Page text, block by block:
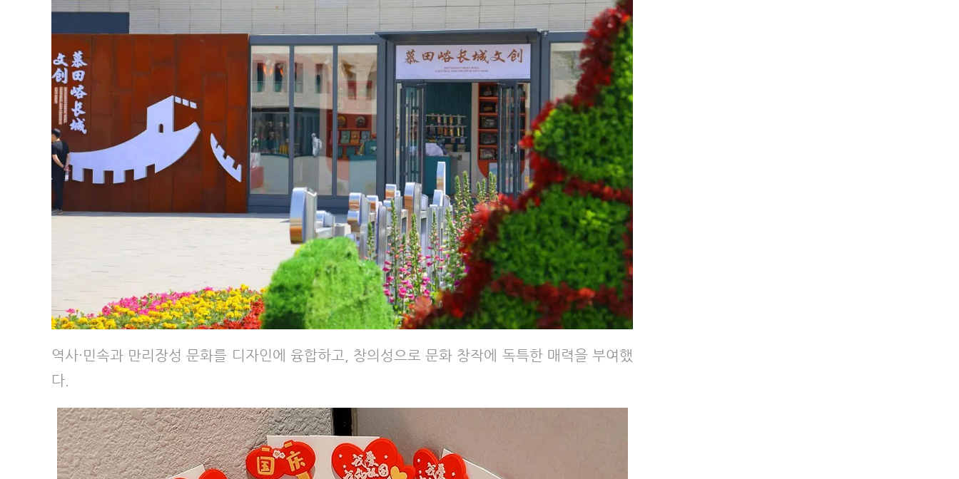
역사·민속과 만리장성 문화를 디자인에 융합하고, 창의성으로 문화 창작에 독특한 매력을 부여했
다.